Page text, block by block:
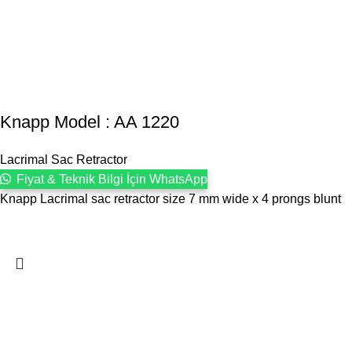
Knapp Model : AA 1220
Lacrimal Sac Retractor
Fiyat & Teknik Bilgi İçin WhatsApp
Knapp Lacrimal sac retractor size 7 mm wide x 4 prongs blunt